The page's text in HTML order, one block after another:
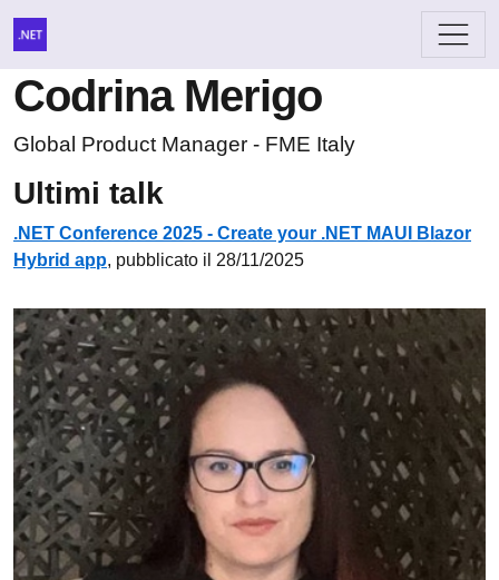
Codrina Merigo
Global Product Manager - FME Italy
Ultimi talk
.NET Conference 2025 - Create your .NET MAUI Blazor
Hybrid app, pubblicato il 28/11/2025